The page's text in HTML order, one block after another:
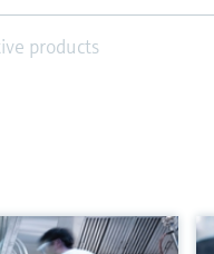
products